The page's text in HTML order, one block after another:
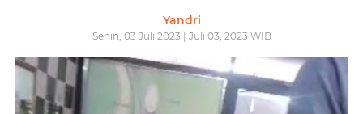
Yandri
Senin, 03 Juli 2023 | Juli 03, 2023 WIB